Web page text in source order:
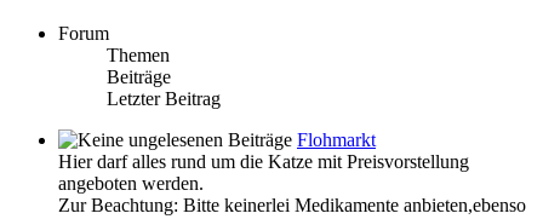
Forum
Themen
Beiträge
Letzter Beitrag
Flohmarkt
Hier darf alles rund um die Katze mit Preisvorstellung
angeboten werden.
Zur Beachtung: Bitte keinerlei Medikamente anbieten,ebenso